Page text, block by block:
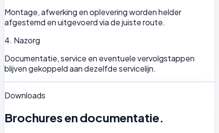
Montage, afwerking en oplevering worden helder
afgestemd en uitgevoerd via de juiste route.
4. Nazorg
Documentatie, service en eventuele vervolgstappen
blijven gekoppeld aan dezelfde servicelijn.
Downloads
Brochures en documentatie.